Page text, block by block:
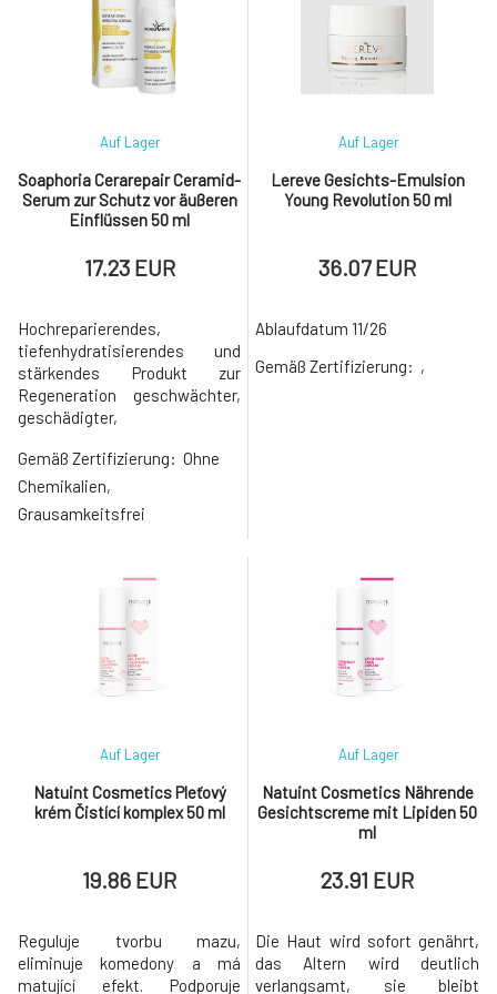
es der Haut alles, was sie zur
Regeneration und zum Schutz
Tages- und
Nachtfeuchtigkeitscreme
Soaphoria Cerarepair Ceramid-
Serum zur Schutz vor äußeren
Einflüssen 50 ml
Auf Lager
17.23 EUR
Hochreparierendes,
tiefenhydratisierendes und
stärkendes Produkt zur
Regeneration geschwächter,
geschädigter,
dehydrierter Haut, zur
Beseitigung von
Hautunbehagen (Trockenheit,
Barrierefunktion und zum
Schutz vor schädlichen
äußeren Einflüsse
Gemäß Zertifizierung: Ohne
Chemikalien,
Grausamkeitsfrei
Lereve Gesichts-Emulsion
Young Revolution 50 ml
Auf Lager
36.07 EUR
Ablaufdatum 11/26
Gemäß Zertifizierung: ,
Natuint Cosmetics Pleťový
krém Čistící komplex 50 ml
Auf Lager
19.86 EUR
Reguluje tvorbu mazu,
eliminuje komedony a má
matující efekt. Podporuje
Natuint Cosmetics Nährende
Gesichtscreme mit Lipiden 50
ml
Auf Lager
23.91 EUR
Die Haut wird sofort genährt,
das Altern wird deutlich
verlangsamt, sie bleibt